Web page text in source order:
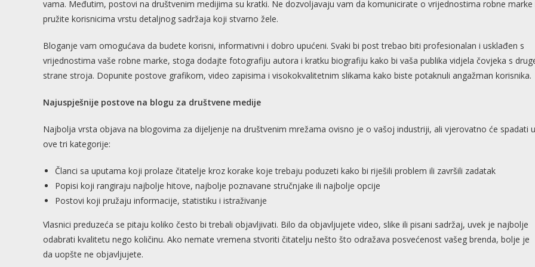
vama. Međutim, postovi na društvenim medijima su kratki. Ne dozvoljavaju vam da komunicirate o vrijednostima robne marke
pružite korisnicima vrstu detaljnog sadržaja koji stvarno žele.
Bloganje vam omogućava da budete korisni, informativni i dobro upućeni. Svaki bi post trebao biti profesionalan i usklađen s
vrijednostima vaše robne marke, stoga dodajte fotografiju autora i kratku biografiju kako bi vaša publika vidjela čovjeka s
strane stroja. Dopunite postove grafikom, video zapisima i visokokvalitetnim slikama kako biste potaknuli angažman korisnika.
Najuspješnije postove na blogu za društvene medije
Najbolja vrsta objava na blogovima za dijeljenje na društvenim mrežama ovisno je o vašoj industriji, ali vjerovatno će spadati u
ove tri kategorije:
Članci sa uputama koji prolaze čitatelje kroz korake koje trebaju poduzeti kako bi riješili problem ili završili zadatak
Popisi koji rangiraju najbolje hitove, najbolje poznavane stručnjake ili najbolje opcije
Postovi koji pružaju informacije, statistiku i istraživanje
Vlasnici preduzeća se pitaju koliko često bi trebali objavljivati. Bilo da objavljujete video, slike ili pisani sadržaj, uvek je najbolje
odabrati kvalitetu nego količinu. Ako nemate vremena stvoriti čitatelju nešto što odražava posvećenost vašeg brenda, bolje je
da uopšte ne objavljujete.